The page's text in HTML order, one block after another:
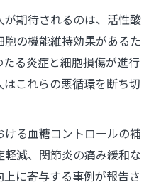
や喉の乾燥の実態
スクの回避方法
エビデンス解説
言われる理由を検証
とされるケースとは
れた水素吸入の成果
期待されるのは、活性酸
の機能維持効果があるた
る炎症と細胞損傷が進行
これらの悪循環を断ち切
る血糖コントロールの補
減、関節炎の痛み緩和な
に寄与する事例が報告さ